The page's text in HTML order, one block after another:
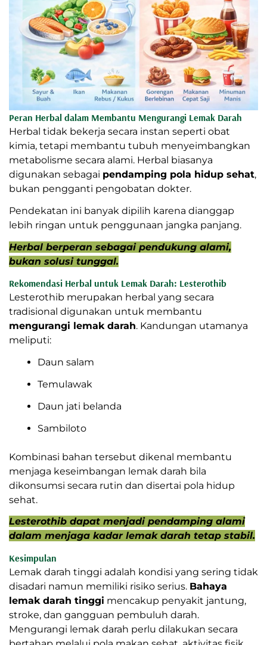
Peran Herbal dalam Membantu Mengurangi Lemak Darah
Herbal tidak bekerja secara instan seperti obat
kimia, tetapi membantu tubuh menyeimbangkan
metabolisme secara alami. Herbal biasanya
digunakan sebagai pendamping pola hidup sehat,
bukan pengganti pengobatan dokter.
Pendekatan ini banyak dipilih karena dianggap
lebih ringan untuk penggunaan jangka panjang.
Herbal berperan sebagai pendukung alami,
bukan solusi tunggal.
Rekomendasi Herbal untuk Lemak Darah: Lesterothib
Lesterothib merupakan herbal yang secara
tradisional digunakan untuk membantu
mengurangi lemak darah. Kandungan utamanya
meliputi:
Daun salam
Temulawak
Daun jati belanda
Sambiloto
Kombinasi bahan tersebut dikenal membantu
menjaga keseimbangan lemak darah bila
dikonsumsi secara rutin dan disertai pola hidup
sehat.
Lesterothib dapat menjadi pendamping alami
dalam menjaga kadar lemak darah tetap stabil.
Kesimpulan
Lemak darah tinggi adalah kondisi yang sering tidak
disadari namun memiliki risiko serius. Bahaya
lemak darah tinggi mencakup penyakit jantung,
stroke, dan gangguan pembuluh darah.
Mengurangi lemak darah perlu dilakukan secara